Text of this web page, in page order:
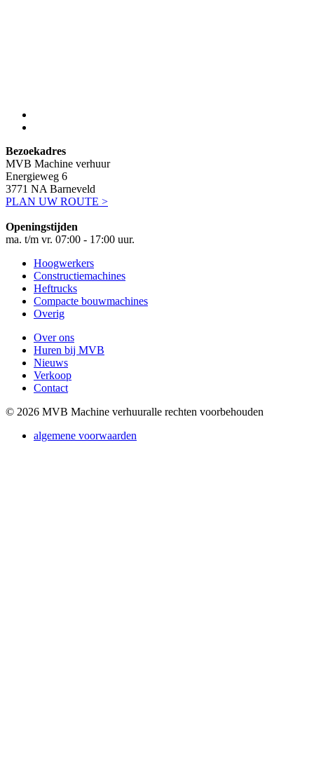
Bezoekadres
MVB Machine verhuur
Energieweg 6
3771 NA Barneveld
PLAN UW ROUTE >
Openingstijden
ma. t/m vr. 07:00 - 17:00 uur.
Hoogwerkers
Constructiemachines
Heftrucks
Compacte bouwmachines
Overig
Over ons
Huren bij MVB
Nieuws
Verkoop
Contact
© 2026 MVB Machine verhuuralle rechten voorbehouden
algemene voorwaarden